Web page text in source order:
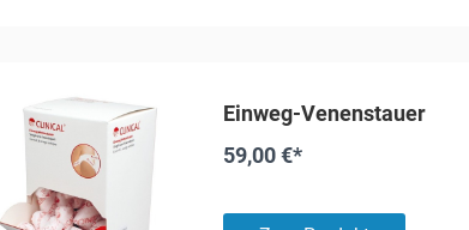
Einweg-Venenstauer
59,00 €*